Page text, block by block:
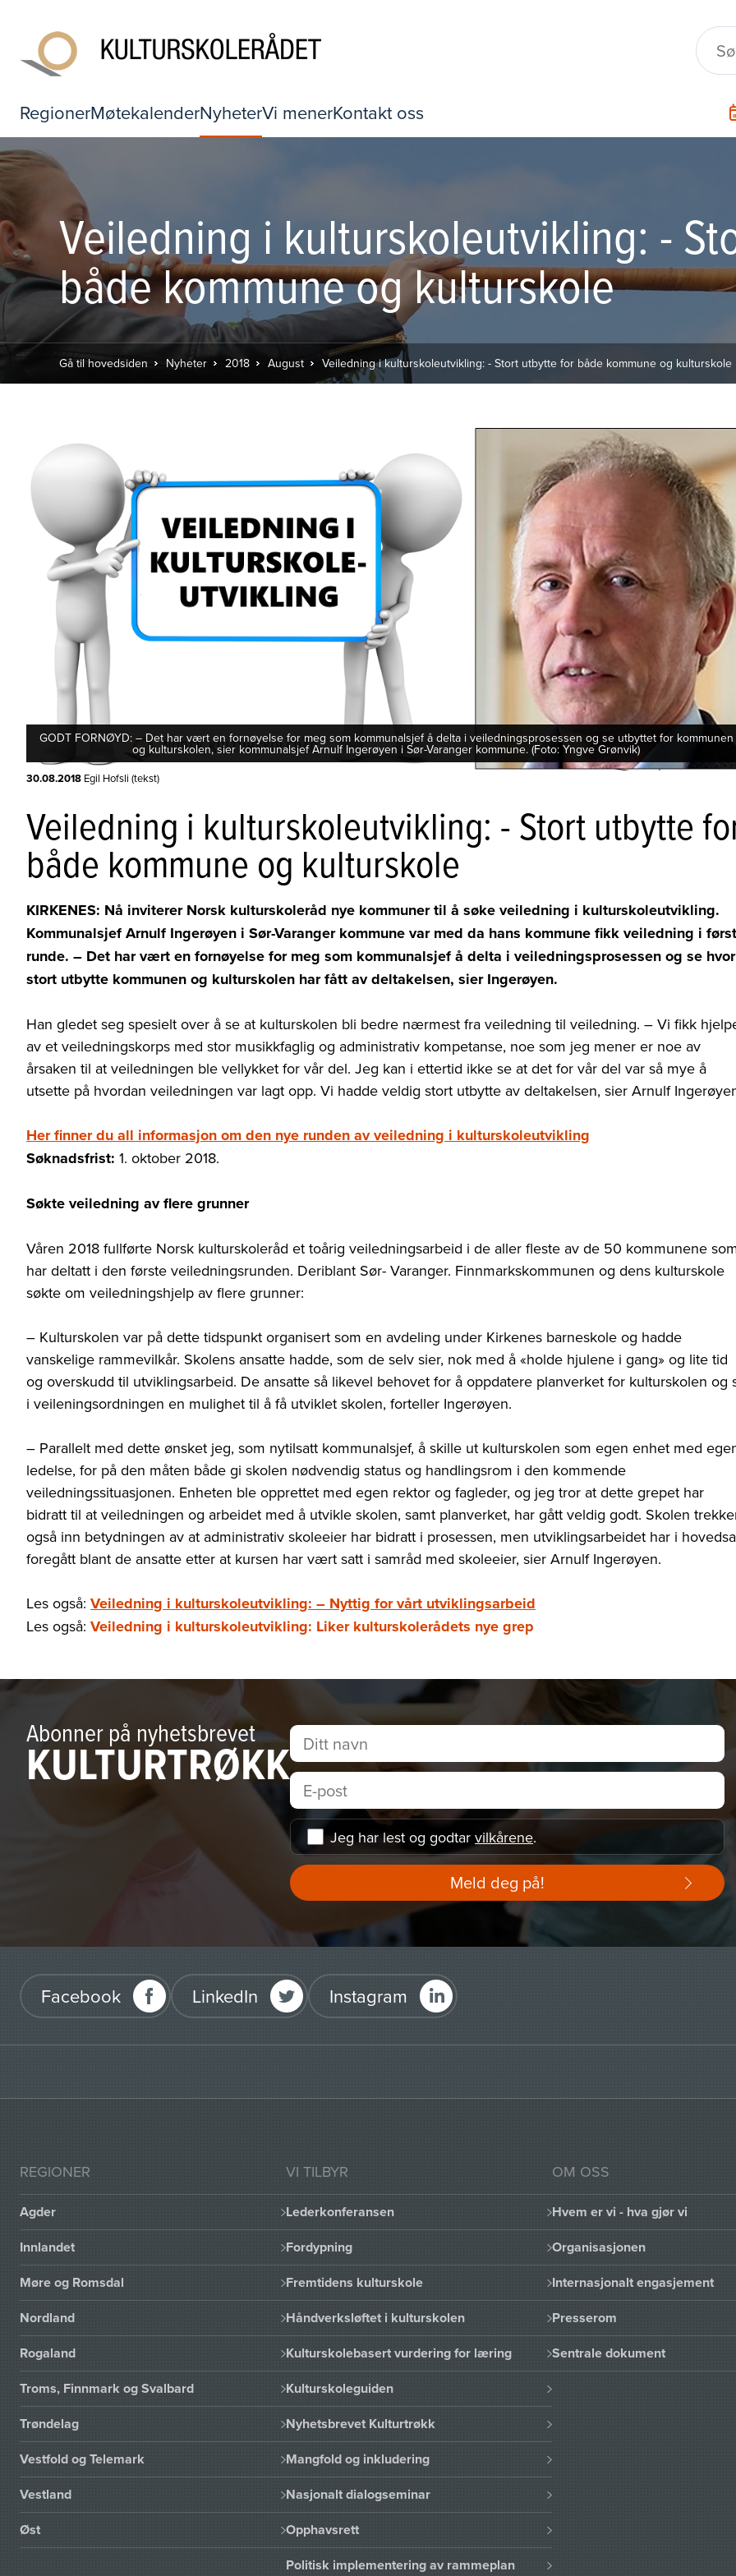
RegionerMøtekalenderNyheterVi menerKontakt oss
Veiledning i kulturskoleutvikling: -
både kommune og kulturskole
Gå til hovedsiden Nyheter 2018 August Veiledning i kulturskoleutvikling: - Stort utbytte for både kommune og kulturskole
GODT FORNØYD: – Det har vært en fornøyelse for meg som kommunalsjef å delta i veiledningsprosessen og se utbyttet for kommunen
og kulturskolen, sier kommunalsjef Arnulf Ingerøyen i Sør-Varanger kommune. (Foto: Yngve Grønvik)
30.08.2018 Egil Hofsli (tekst)
Veiledning i kulturskoleutvikling: - Stort utbytte
både kommune og kulturskole
KIRKENES: Nå inviterer Norsk kulturskoleråd nye kommuner til å søke veiledning i kulturskoleutvikling.
Kommunalsjef Arnulf Ingerøyen i Sør-Varanger kommune var med da hans kommune fikk veiledning i
runde. – Det har vært en fornøyelse for meg som kommunalsjef å delta i veiledningsprosessen og se hvor
stort utbytte kommunen og kulturskolen har fått av deltakelsen, sier Ingerøyen.
Han gledet seg spesielt over å se at kulturskolen bli bedre nærmest fra veiledning til veiledning. – Vi fikk
av et veiledningskorps med stor musikkfaglig og administrativ kompetanse, noe som jeg mener er noe av
årsaken til at veiledningen ble vellykket for vår del. Jeg kan i ettertid ikke se at det for vår del var så mye å
utsette på hvordan veiledningen var lagt opp. Vi hadde veldig stort utbytte av deltakelsen, sier Arnulf
Her finner du all informasjon om den nye runden av veiledning i kulturskoleutvikling
Søknadsfrist: 1. oktober 2018.
Søkte veiledning av flere grunner
Våren 2018 fullførte Norsk kulturskoleråd et toårig veiledningsarbeid i de aller fleste av de 50 kommunene
har deltatt i den første veiledningsrunden. Deriblant Sør- Varanger. Finnmarkskommunen og dens kulturskole
søkte om veiledningshjelp av flere grunner:
– Kulturskolen var på dette tidspunkt organisert som en avdeling under Kirkenes barneskole og hadde
vanskelige rammevilkår. Skolens ansatte hadde, som de selv sier, nok med å «holde hjulene i gang» og lite tid
og overskudd til utviklingsarbeid. De ansatte så likevel behovet for å oppdatere planverket for kulturskolen og
i veileningsordningen en mulighet til å få utviklet skolen, forteller Ingerøyen.
– Parallelt med dette ønsket jeg, som nytilsatt kommunalsjef, å skille ut kulturskolen som egen enhet med
ledelse, for på den måten både gi skolen nødvendig status og handlingsrom i den kommende
veiledningssituasjonen. Enheten ble opprettet med egen rektor og fagleder, og jeg tror at dette grepet har
bidratt til at veiledningen og arbeidet med å utvikle skolen, samt planverket, har gått veldig godt. Skolen
også inn betydningen av at administrativ skoleeier har bidratt i prosessen, men utviklingsarbeidet har i
foregått blant de ansatte etter at kursen har vært satt i samråd med skoleeier, sier Arnulf Ingerøyen.
Les også: Veiledning i kulturskoleutvikling: – Nyttig for vårt utviklingsarbeid
Les også: Veiledning i kulturskoleutvikling: Liker kulturskolerådets nye grep
Abonner på nyhetsbrevet
KULTURTRØKK
Jeg har lest og godtar vilkårene.
Meld deg på!
Facebook LinkedIn Instagram
REGIONER
Agder
Innlandet
Møre og Romsdal
Nordland
Rogaland
Troms, Finnmark og Svalbard
Trøndelag
Vestfold og Telemark
Vestland
Øst
VI TILBYR
Lederkonferansen
Fordypning
Fremtidens kulturskole
Håndverksløftet i kulturskolen
Kulturskolebasert vurdering for læring
Kulturskoleguiden
Nyhetsbrevet Kulturtrøkk
Mangfold og inkludering
Nasjonalt dialogseminar
Opphavsrett
Politisk implementering av rammeplan
OM OSS
Hvem er vi - hva gjør vi
Organisasjonen
Internasjonalt engasjement
Presserom
Sentrale dokument